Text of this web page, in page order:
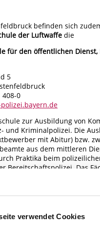
verwendet Cookies
befinden sich
der Luftwaffe die
für den öffentlichen Dienst,
5
408-0
zur Ausbildung von
und Kriminalpolizei. Die
mit Abitur) bzw.
aus dem mittleren
Praktika beim
Bereitschaftspolizei. Das
klassischen
und Einsatzlehre,
bis hin zu Soziologie,
Abteilung